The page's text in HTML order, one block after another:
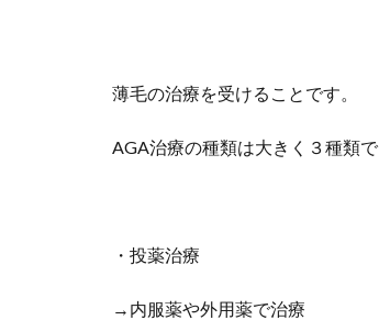
薄毛の治療を受けることです。
AGA治療の種類は大きく３種類で
・投薬治療
→内服薬や外用薬で治療